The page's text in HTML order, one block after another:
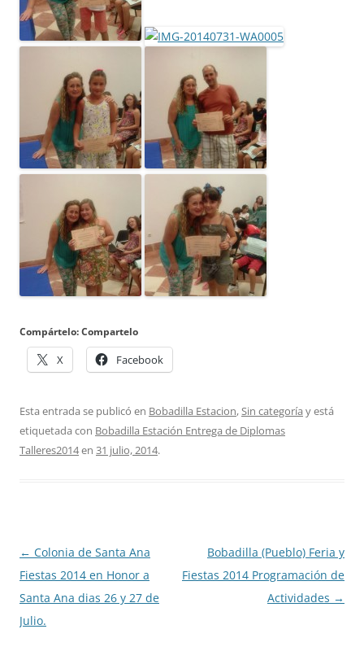
Compártelo: Compartelo
X Facebook
Esta entrada se publicó en Bobadilla Estacion,Sin categoría y está
etiquetada con Bobadilla Estación Entrega de Diplomas
Talleres2014en 31 julio, 2014.
Navegación
de
entradas
← Colonia de Santa Ana
Fiestas 2014 en Honor a
Santa Ana dias 26 y 27 de
Julio.
Bobadilla (Pueblo) Feria y
Fiestas 2014 Programación de
Actividades →